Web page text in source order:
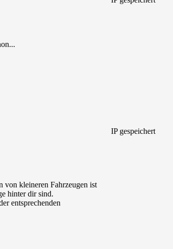
IP gespeichert
kleineren Fahrzeugen ist
hinter dir sind.
entsprechenden